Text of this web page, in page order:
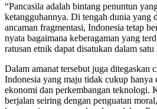
“Pancasila adalah bintang penuntun
ketangguhannya. Di tengah dunia yang
ancaman fragmentasi, Indonesia tetap
nyata bagaimana keberagaman yang
ratusan etnik dapat disatukan dalam satu
Dalam amanat tersebut juga ditegaskan
Indonesia yang maju tidak cukup hanya
ekonomi dan perkembangan teknologi.
berjalan seiring dengan penguatan